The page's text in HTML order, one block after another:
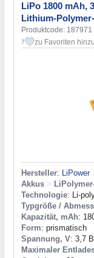
LiPo 1800 mAh,
Lithium-
Produktcode: 187971
7 zu Favoriten
Hersteller: LiPower
Akkus >
Technologie: Li-
Typgröße /
Kapazität, mAh:
Form: prismatisch
Spannung, V: 3,7 В
Maximaler